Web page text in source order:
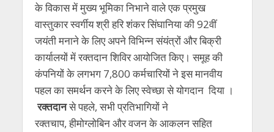
के विकास में मुख्य भूमिका निभाने वाले एक प्रमुख
वास्तुकार स्वर्गीय श्री हरि शंकर सिंघानिया की 92वीं
जयंती मनाने के लिए अपने विभिन्न संयंत्रों और बिक्री
कार्यालयों में रक्तदान शिविर आयोजित किए। समूह की
कंपनियों के लगभग 7,800 कर्मचारियों ने इस मानवीय
पहल का समर्थन करने के लिए स्वेच्छा से योगदान दिया ।
रक्तदानसे पहले, सभी प्रतिभागियों ने
रक्तचाप, हीमोग्लोबिन और वजन के आकलन सहित